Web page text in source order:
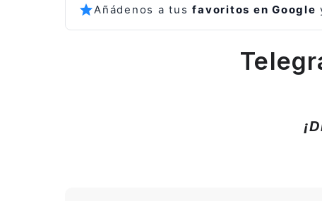
Añádenos a tusfavoritos en Google